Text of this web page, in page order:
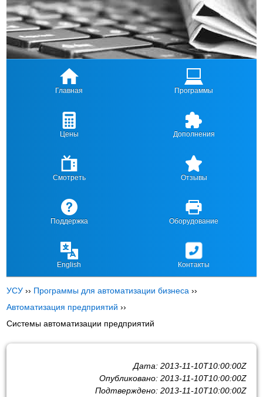
Главная Программы
Цены Дополнения
Смотреть Отзывы
Поддержка Оборудование
English Контакты
УСУ ›› Программы для автоматизации бизнеса ››
Автоматизация предприятий ››
Системы автоматизации предприятий
Дата: 2013-11-10T10:00:00Z
Опубликовано: 2013-11-10T10:00:00Z
Подтверждено: 2013-11-10T10:00:00Z